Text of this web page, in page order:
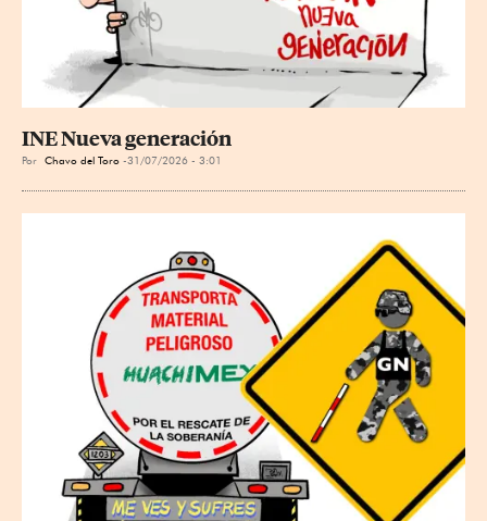
INE Nueva generación
Por Chavo del Toro 31/07/2026 - 3:01